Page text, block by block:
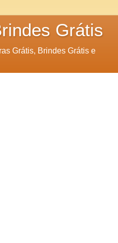
Grátis
Grátis, Brindes Grátis e